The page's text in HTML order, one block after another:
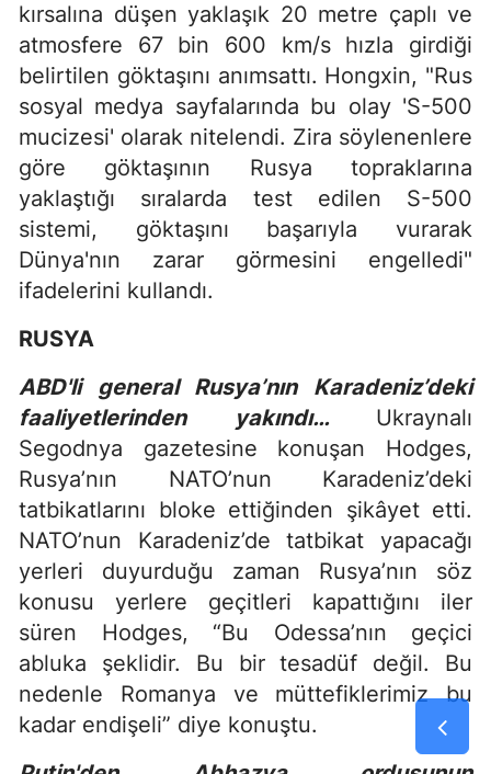
kırsalına düşen yaklaşık 20 metre çaplı ve
atmosfere 67 bin 600 km/s hızla girdiği
belirtilen göktaşını anımsattı. Hongxin, "Rus
sosyal medya sayfalarında bu olay 'S-500
mucizesi' olarak nitelendi. Zira söylenenlere
göre göktaşının Rusya topraklarına
yaklaştığı sıralarda test edilen S-500
sistemi, göktaşını başarıyla vurarak
Dünya'nın zarar görmesini engelledi"
ifadelerini kullandı.
RUSYA
ABD'li general Rusya’nın Karadeniz’deki
faaliyetlerinden yakındı… Ukraynalı
Segodnya gazetesine konuşan Hodges,
Rusya’nın NATO’nun Karadeniz’deki
tatbikatlarını bloke ettiğinden şikâyet etti.
NATO’nun Karadeniz’de tatbikat yapacağı
yerleri duyurduğu zaman Rusya’nın söz
konusu yerlere geçitleri kapattığını iler
süren Hodges, “Bu Odessa’nın geçici
abluka şeklidir. Bu bir tesadüf değil. Bu
nedenle Romanya ve müttefiklerimiz bu
kadar endişeli” diye konuştu.